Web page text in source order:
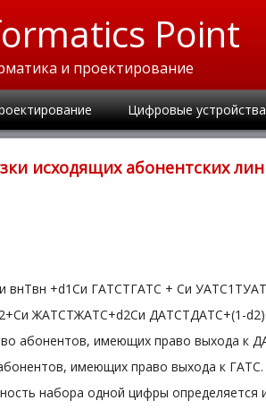
Point
и проектирование
Цифровые устройства
исходящих абонентских
внTвн +d1Cи ГАТСTГАТС + Cи
ЖАТСTЖАТС+d2Cи ДАТСTДАТС+(1-
абонентов, имеющих право выхода к
имеющих право выхода к ГАТС.
набора одной цифры определяется